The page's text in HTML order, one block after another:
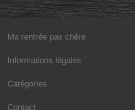
Ma rentrée pas chère
Informations légales
Catégories
Contact